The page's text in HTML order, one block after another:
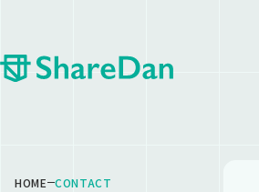
HOME CONTACT